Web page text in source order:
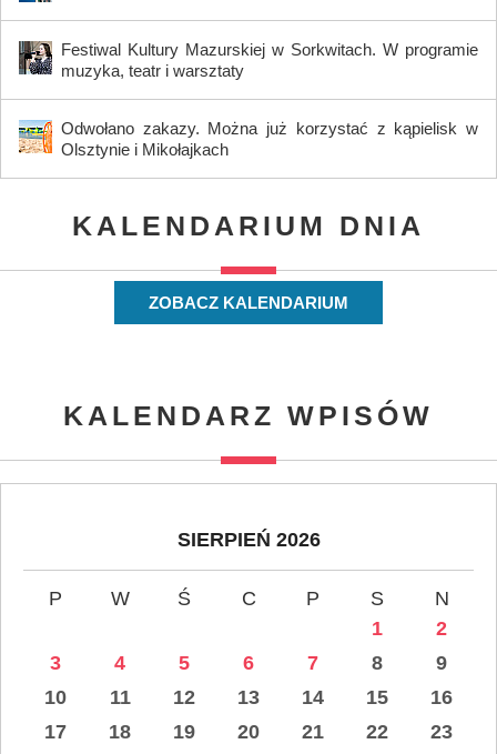
Festiwal Kultury Mazurskiej w Sorkwitach. W programie
muzyka, teatr i warsztaty
Odwołano zakazy. Można już korzystać z kąpielisk w
Olsztynie i Mikołajkach
KALENDARIUM DNIA
ZOBACZ KALENDARIUM
KALENDARZ WPISÓW
SIERPIEŃ 2026
P W Ś C P S
N
1
2
3
4 5 6 7 8
9
10
11 12 13 14 15
16
17
18 19 20 21 22
23